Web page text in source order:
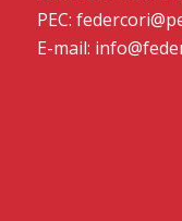
PEC:
E-mail: